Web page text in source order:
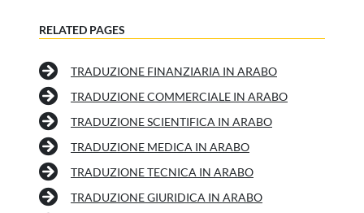
RELATED PAGES
TRADUZIONE FINANZIARIA IN ARABO
TRADUZIONE COMMERCIALE IN ARABO
TRADUZIONE SCIENTIFICA IN ARABO
TRADUZIONE MEDICA IN ARABO
TRADUZIONE TECNICA IN ARABO
TRADUZIONE GIURIDICA IN ARABO